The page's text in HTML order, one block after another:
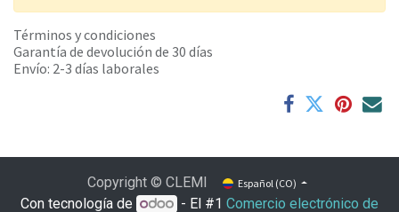
Términos y condiciones
Garantía de devolución de 30 días
Envío: 2-3 días laborales
Copyright © CLEMI Español (CO)
Con tecnología de - El #1Comercio electrónico de